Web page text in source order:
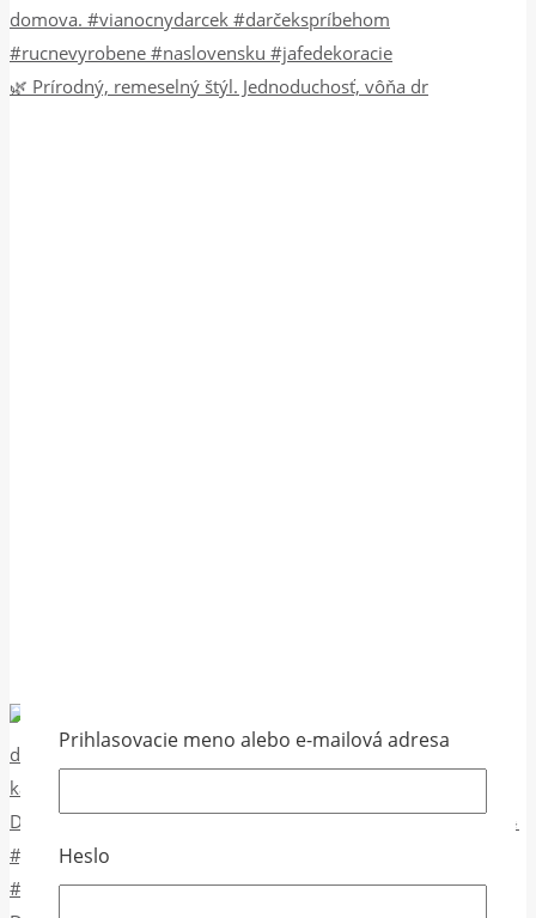
🌿 Prírodný, remeselný štýl. Jednoduchosť, vôňa dr
Prihlasovacie meno alebo e-mailová adresa
Heslo